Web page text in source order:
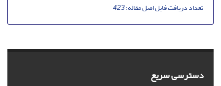
تعداد دریافت فایل اصل مقاله:423
دسترسی سریع